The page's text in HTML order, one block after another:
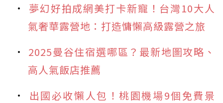
夢幻好拍成網美打卡新寵！台灣10大人
氣奢華露營地：打造慵懶高級露營之旅
2025曼谷住宿選哪區？最新地圖攻略、
高人氣飯店推薦
出國必收懶人包！桃園機場9個免費景